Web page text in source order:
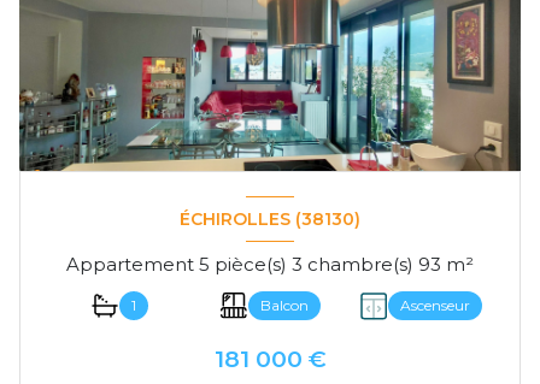
ÉCHIROLLES (38130)
Appartement 5 pièce(s) 3 chambre(s) 93 m²
1 Balcon Ascenseur
181 000 €